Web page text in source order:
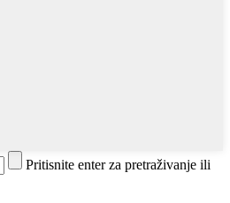
Pritisnite enter za pretraživanje ili